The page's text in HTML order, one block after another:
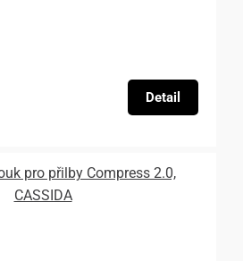
Detail
pro přilby Compress 2.0,
CASSIDA